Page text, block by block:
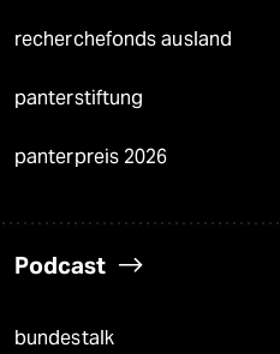
recherchefonds ausland
panterstiftung
panterpreis 2026
Podcast
bundestalk